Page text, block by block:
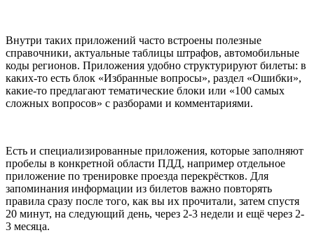
Внутри таких приложений часто встроены полезные
справочники, актуальные таблицы штрафов, автомобильные
коды регионов. Приложения удобно структурируют билеты: в
каких-то есть блок «Избранные вопросы», раздел «Ошибки»,
какие-то предлагают тематические блоки или «100 самых
сложных вопросов» с разборами и комментариями.
Есть и специализированные приложения, которые заполняют
пробелы в конкретной области ПДД, например отдельное
приложение по тренировке проезда перекрёстков. Для
запоминания информации из билетов важно повторять
правила сразу после того, как вы их прочитали, затем спустя
20 минут, на следующий день, через 2-3 недели и ещё через 2-
3 месяца.